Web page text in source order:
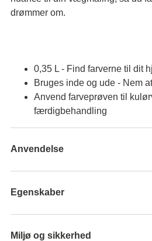
drømmer om.
0,35 L - Find farverne til dit
Bruges inde og ude - Nem
Anvend farveprøven til
færdigbehandling
Anvendelse
Egenskaber
Miljø og sikkerhed